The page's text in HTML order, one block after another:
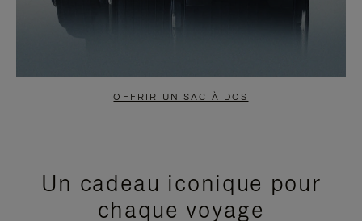
OFFRIR UN SAC À DOS
Un cadeau iconique pour
chaque voyage